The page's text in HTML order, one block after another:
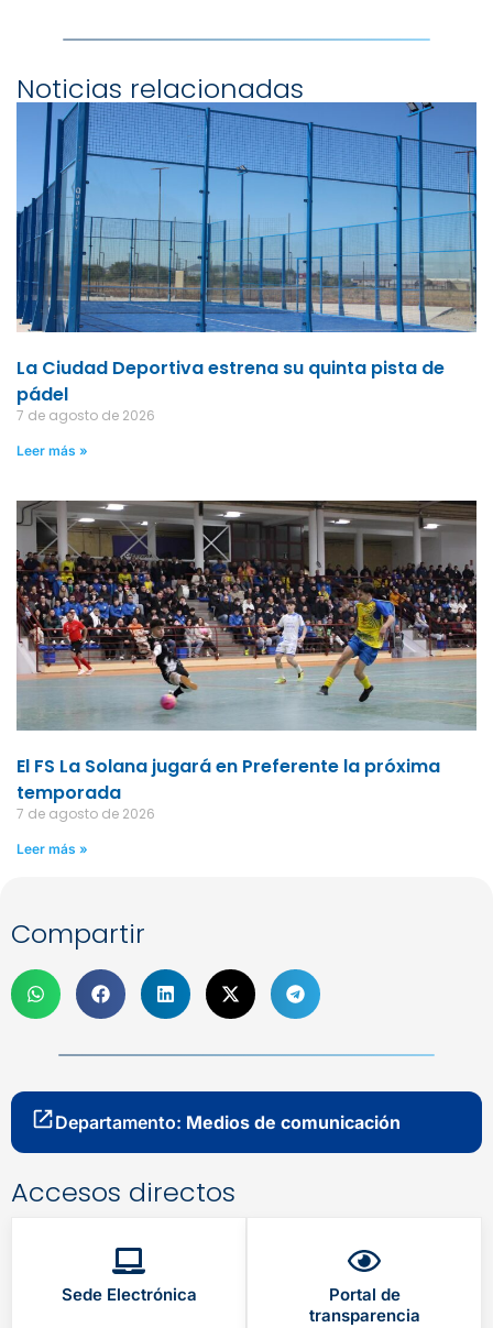
Noticias relacionadas
La Ciudad Deportiva estrena su quinta pista de
pádel
7 de agosto de 2026
Leer más »
El FS La Solana jugará en Preferente la próxima
temporada
7 de agosto de 2026
Leer más »
Compartir
Departamento: Medios de comunicación
Accesos directos
Sede Electrónica
Portal de
transparencia